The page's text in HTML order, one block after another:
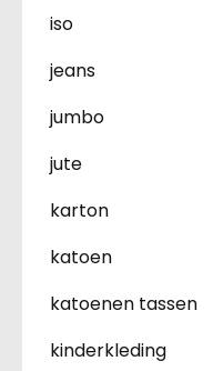
iso
jeans
jumbo
jute
karton
katoen
katoenen tassen
kinderkleding